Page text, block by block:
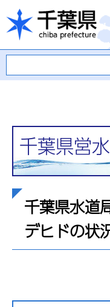
千
千葉県営
千葉県水道
デヒドの状